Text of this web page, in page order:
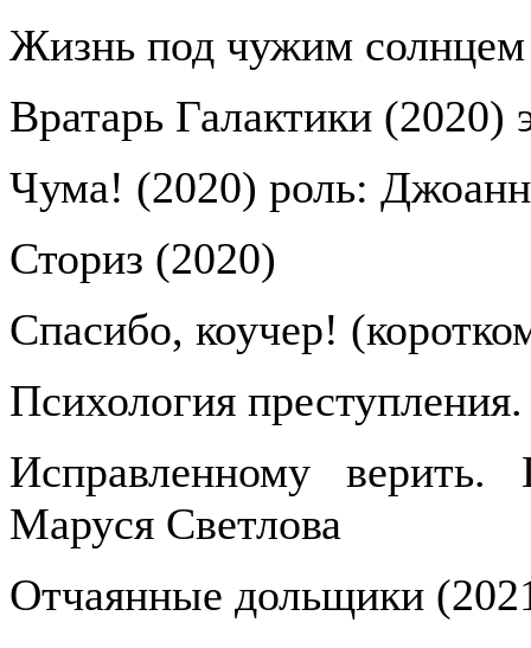
Жизнь под чужим
Вратарь Галактики (2020)
Чума! (2020) роль:
Сториз (2020)
Спасибо, коучер!
Психология
Исправленному
Маруся Светлова
Отчаянные дольщики